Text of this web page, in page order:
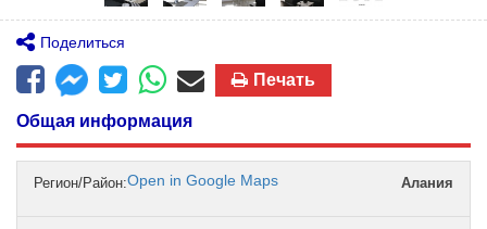
Поделиться
Печать
Общая информация
Регион/Район: Алания
Open in Google Maps